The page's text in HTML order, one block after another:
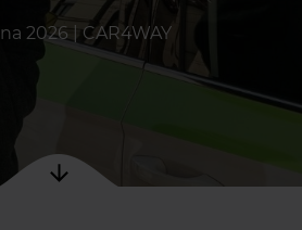
2026 CAR4WAY